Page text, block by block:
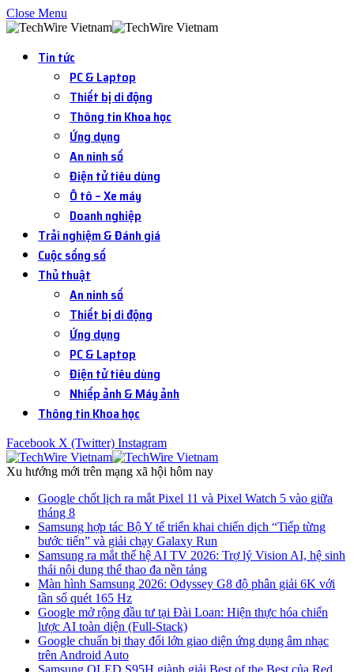
Close Menu
Tin tức
PC & Laptop
Thiết bị di động
Thông tin Khoa học
Ứng dụng
An ninh số
Điện tử tiêu dùng
Ô tô – Xe máy
Doanh nghiệp
Trải nghiệm & Đánh giá
Cuộc sống số
Thủ thuật
An ninh số
Thiết bị di động
Ứng dụng
PC & Laptop
Điện tử tiêu dùng
Nhiếp ảnh & Máy ảnh
Thông tin Khoa học
Facebook X (Twitter) Instagram
Xu hướng mới trên mạng xã hội hôm nay
Google chốt lịch ra mắt Pixel 11 và Pixel Watch 5 vào giữa
tháng 8
Samsung hợp tác Bộ Y tế triển khai chiến dịch “Tiếp từng
bước tiến” và giải chạy Galaxy Run
Samsung ra mắt thế hệ AI TV 2026: Trợ lý Vision AI, hệ sinh
thái nội dung thể thao đa nền tảng
Màn hình Samsung 2026: Odyssey G8 độ phân giải 6K với
tần số quét 165 Hz
Google mở rộng đầu tư tại Đài Loan: Hiện thực hóa chiến
lược AI toàn diện (Full-Stack)
Google chuẩn bị thay đổi lớn giao diện ứng dụng âm nhạc
trên Android Auto
Samsung OLED S95H giành giải Best of the Best của Red